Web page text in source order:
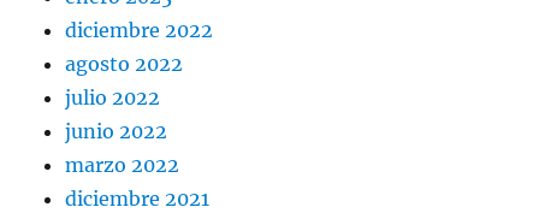
diciembre 2022
agosto 2022
julio 2022
junio 2022
marzo 2022
diciembre 2021